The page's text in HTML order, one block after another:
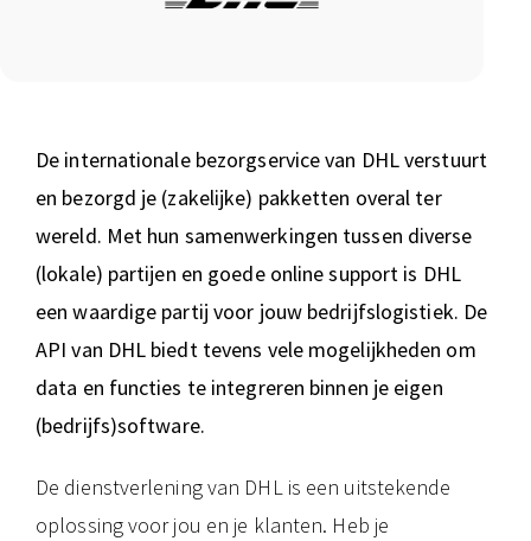
De internationale bezorgservice van DHL verstuurt
en bezorgd je (zakelijke) pakketten overal ter
wereld. Met hun samenwerkingen tussen diverse
(lokale) partijen en goede online support is DHL
een waardige partij voor jouw bedrijfslogistiek. De
API van DHL biedt tevens vele mogelijkheden om
data en functies te integreren binnen je eigen
(bedrijfs)software.
De dienstverlening van DHL is een uitstekende
oplossing voor jou en je klanten. Heb je